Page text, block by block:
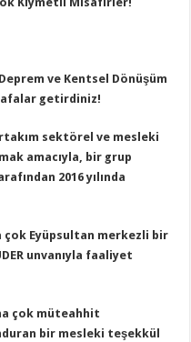
ve Kentsel Dönüşüm
getirdiniz!
sektörel ve mesleki
amacıyla, bir grup
2016 yılında
çok Eyüpsultan merkezli bir
unvanıyla faaliyet
çok müteahhit
bir mesleki teşekkül